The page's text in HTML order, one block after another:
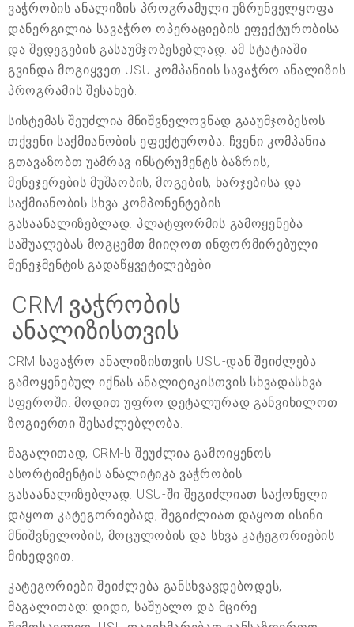
ვაჭრობის ანალიზის პროგრამული უზრუნველყოფა
დანერგილია სავაჭრო ოპერაციების ეფექტურობისა
და შედეგების გასაუმჯობესებლად. ამ სტატიაში
გვინდა მოგიყვეთ USU კომპანიის სავაჭრო ანალიზის
პროგრამის შესახებ.
სისტემას შეუძლია მნიშვნელოვნად გააუმჯობესოს
თქვენი საქმიანობის ეფექტურობა. ჩვენი კომპანია
გთავაზობთ უამრავ ინსტრუმენტს ბაზრის,
მენეჯერების მუშაობის, მოგების, ხარჯებისა და
საქმიანობის სხვა კომპონენტების
გასაანალიზებლად. პლატფორმის გამოყენება
საშუალებას მოგცემთ მიიღოთ ინფორმირებული
მენეჯმენტის გადაწყვეტილებები.
CRM ვაჭრობის
ანალიზისთვის
CRM სავაჭრო ანალიზისთვის USU-დან შეიძლება
გამოყენებულ იქნას ანალიტიკისთვის სხვადასხვა
სფეროში. მოდით უფრო დეტალურად განვიხილოთ
ზოგიერთი შესაძლებლობა.
მაგალითად, CRM-ს შეუძლია გამოიყენოს
ასორტიმენტის ანალიტიკა ვაჭრობის
გასაანალიზებლად. USU-ში შეგიძლიათ საქონელი
დაყოთ კატეგორიებად, შეგიძლიათ დაყოთ ისინი
მნიშვნელობის, მოცულობის და სხვა კატეგორიების
მიხედვით.
კატეგორიები შეიძლება განსხვავდებოდეს,
მაგალითად: დიდი, საშუალო და მცირე